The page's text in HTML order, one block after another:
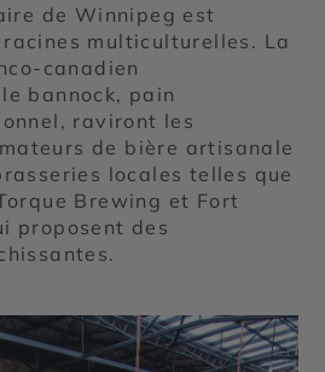
de Winnipeg est
multiculturelles. La
canadien
bannock, pain
raviront les
de bière artisanale
locales telles que
Brewing et Fort
proposent des